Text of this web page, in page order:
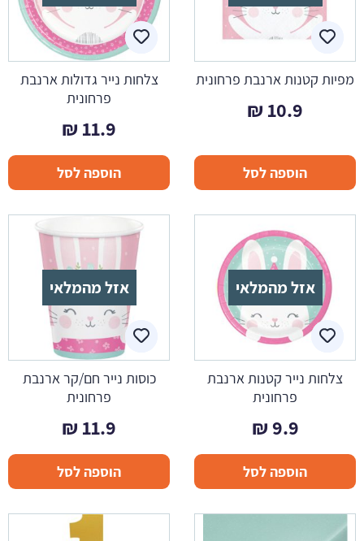
מפיות קטנות ארנבת פרחונית
10.9
₪
הוספה לסל
צלחות נייר גדולות ארנבת
פרחונית
11.9
₪
הוספה לסל
אזל מהמלאי
צלחות נייר קטנות ארנבת
פרחונית
9.9
₪
הוספה לסל
אזל מהמלאי
כוסות נייר חם/קר ארנבת
פרחונית
11.9
₪
הוספה לסל